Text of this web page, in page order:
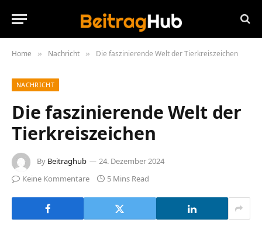
Home » Nachricht » Die faszinierende Welt der Tierkreiszeichen
NACHRICHT
Die faszinierende Welt der
Tierkreiszeichen
By Beitraghub
24. Dezember 2024
Keine Kommentare
5 Mins Read